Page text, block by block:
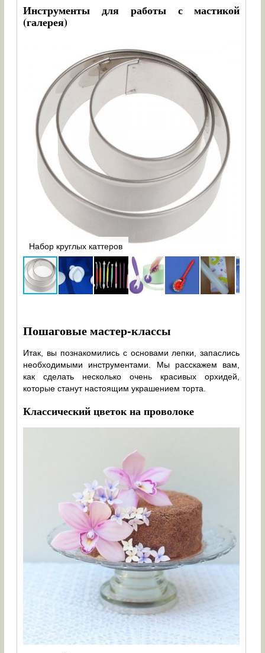
Инструменты для работы с мастикой
(галерея)
Набор круглых каттеров
Пошаговые мастер-классы
Итак, вы познакомились с основами лепки, запаслись
необходимыми инструментами. Мы расскажем вам,
как сделать несколько очень красивых орхидей,
которые станут настоящим украшением торта.
Классический цветок на проволоке